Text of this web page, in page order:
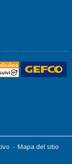
- Mapa del sitio